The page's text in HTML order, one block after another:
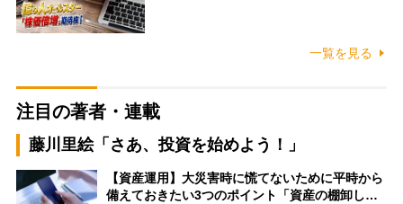
一覧を見る
注目の著者・連載
藤川里絵「さあ、投資を始めよう！」
【資産運用】大災害時に慌てないために平時から
備えておきたい3つのポイント「資産の棚卸し…